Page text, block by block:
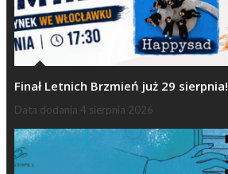
Finał Letnich Brzmień już 29 sierpnia!
Data dodania 4 sierpnia 2026